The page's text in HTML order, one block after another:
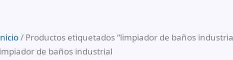
/ Productos etiquetados “limpiador de baños
de baños industrial